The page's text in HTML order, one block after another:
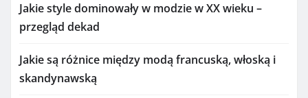
Jakie style dominowały w modzie w XX wieku –
przegląd dekad
Jakie są różnice między modą francuską, włoską i
skandynawską